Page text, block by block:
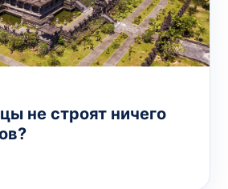
не строят ничего